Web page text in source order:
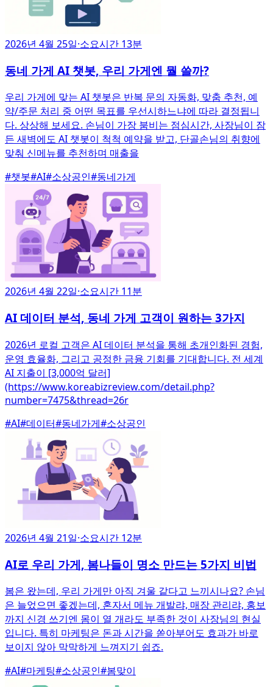
2026년 4월 25일·소요시간 13분
동네 가게 AI 챗봇, 우리 가게엔 뭘 쓸까?
우리 가게에 맞는 AI 챗봇은 반복 문의 자동화, 맞춤 추천, 예
약/주문 처리 중 어떤 목표를 우선시하느냐에 따라 결정됩니
다. 상상해 보세요. 손님이 가장 붐비는 점심시간, 사장님이 잠
든 새벽에도 AI 챗봇이 척척 예약을 받고, 단골손님의 취향에
맞춰 신메뉴를 추천하며 매출을
#챗봇#AI#소상공인#동네가게
2026년 4월 22일·소요시간 11분
AI 데이터 분석, 동네 가게 고객이 원하는 3가지
2026년 로컬 고객은 AI 데이터 분석을 통해 초개인화된 경험,
운영 효율화, 그리고 공정한 금융 기회를 기대합니다. 전 세계
AI 지출이 [3,000억 달러]
(https://www.koreabizreview.com/detail.php?
number=7475&thread=26r
#AI#데이터#동네가게#소상공인
2026년 4월 21일·소요시간 12분
AI로 우리 가게, 봄나들이 명소 만드는 5가지 비법
봄은 왔는데, 우리 가게만 아직 겨울 같다고 느끼시나요? 손님
은 늘었으면 좋겠는데, 혼자서 메뉴 개발랴, 매장 관리랴, 홍보
까지 신경 쓰기엔 몸이 열 개라도 부족한 것이 사장님의 현실
입니다. 특히 마케팅은 돈과 시간을 쏟아부어도 효과가 바로
보이지 않아 막막하게 느껴지기 쉽죠.
#AI#마케팅#소상공인#봄맞이